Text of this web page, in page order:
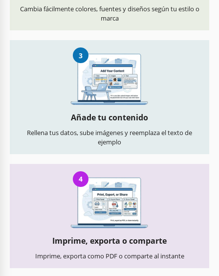
Cambia fácilmente colores, fuentes y diseños según tu estilo o
marca
3
Añade tu contenido
Rellena tus datos, sube imágenes y reemplaza el texto de
ejemplo
4
Imprime, exporta o comparte
Imprime, exporta como PDF o comparte al instante